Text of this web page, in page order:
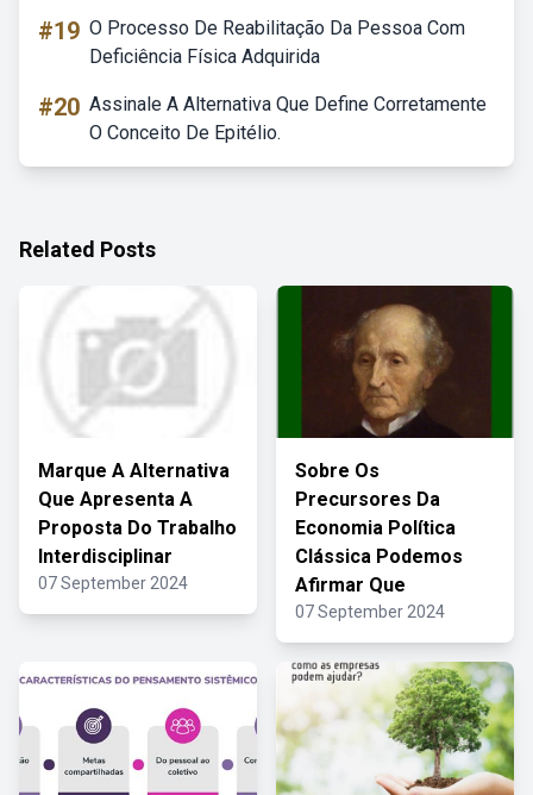
#19 O Processo De Reabilitação Da Pessoa Com
Deficiência Física Adquirida
#20 Assinale A Alternativa Que Define Corretamente
O Conceito De Epitélio.
Related Posts
Marque A Alternativa
Que Apresenta A
Proposta Do Trabalho
Interdisciplinar
07 September 2024
Sobre Os
Precursores Da
Economia Política
Clássica Podemos
Afirmar Que
07 September 2024